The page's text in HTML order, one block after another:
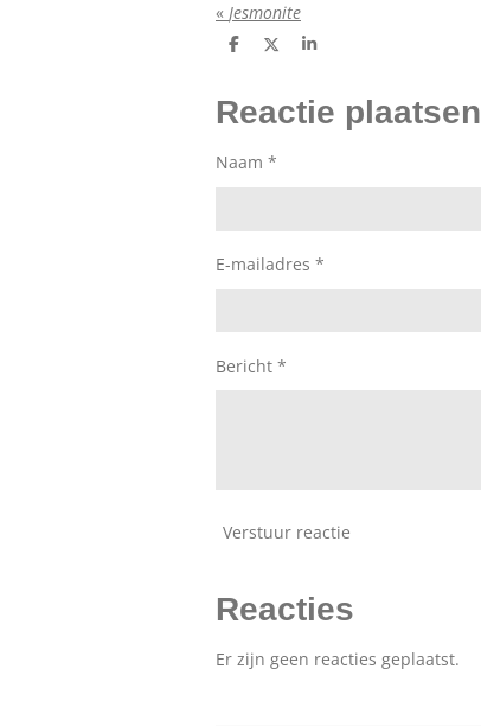
« Jesmonite
D
e
n
D
S
r
Reactie plaatsen
Naam *
E-mailadres *
Bericht *
Verstuur reactie
Reacties
Er zijn geen reacties geplaatst.